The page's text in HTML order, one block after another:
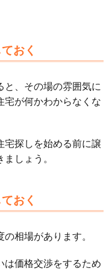
おく
、その場の雰囲気に
宅が何かわからなくな
宅探しを始める前に譲
しょう。
おく
相場があります。
は価格交渉をするため